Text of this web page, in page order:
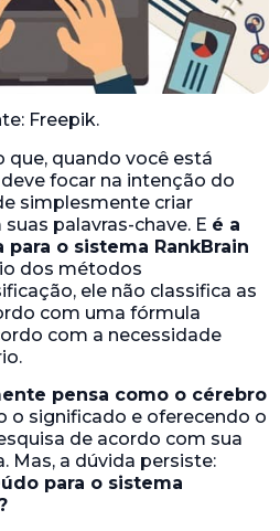
Freepik.
que, quando você está
focar na intenção do
simplesmente criar
palavras-chave. E é a
o sistema RankBrain
dos métodos
ele não classifica as
com uma fórmula
com a necessidade
pensa como o cérebro
o significado e oferecendo o
de acordo com sua
Mas, a dúvida persiste:
para o sistema